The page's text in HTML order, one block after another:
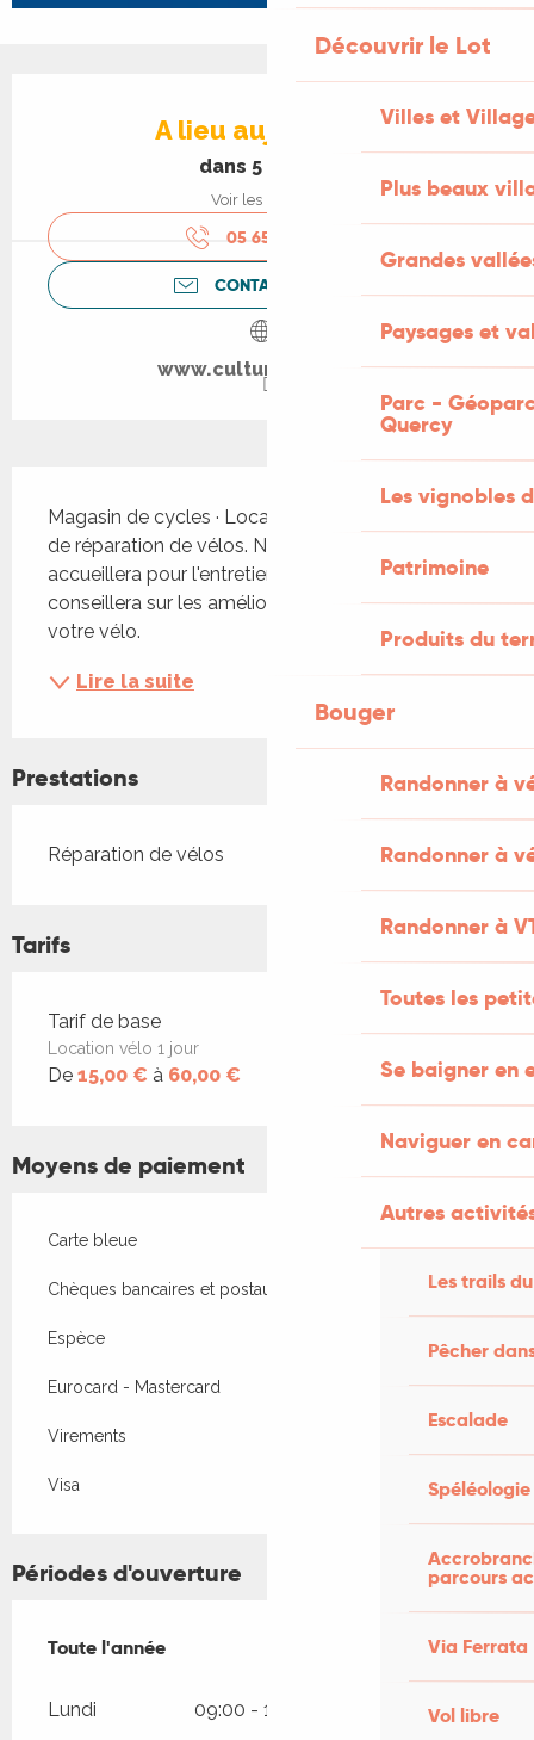
Découvrir le Lot
Villes et
Plus beaux
Grandes
Paysages et
Parc -
Quercy
Les vignobles
Patrimoine
Produits du
Bouger
Randonner à
Randonner à
Randonner à
Toutes les
Se baigner en
Naviguer en
Autres
Les trails
Pêcher
Escalade
Spéléologie
parcours
Via Ferrata
Vol libre
Ouverture et coordonnées
A lieu aujourd'hui
dans 5 heures
Voir les horaires
05 65 34 38
CONTACTEZ-NOUS
www.culturevelo.com
Magasin de cycles · Location de vélos · Service
de réparation de vélos. Notre service atelier vous
accueillera pour l'entretien, les réparations et vous
conseillera sur les améliorations à apporter à
votre vélo.
Lire la suite
Prestations
Réparation de vélos
Tarifs
Tarifs 2026
Tarif de base
Location vélo 1 jour
De 15,00 € à 60,00 €
Moyens de paiement
Carte bleue
Chèques bancaires et postaux
Espèce
Eurocard - Mastercard
Virements
Visa
Périodes d'ouverture
Toute l'année
Toute l'année
Lundi 09:00 - 12:00 14:00 - 19:00